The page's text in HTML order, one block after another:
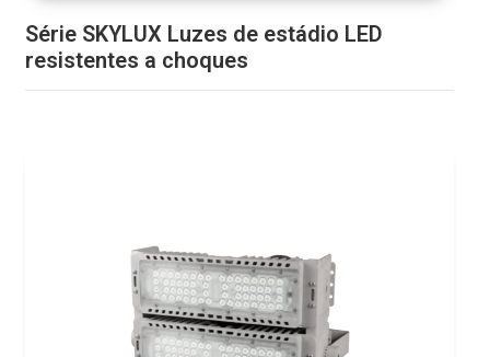
Série SKYLUX Luzes de estádio LED
resistentes a choques